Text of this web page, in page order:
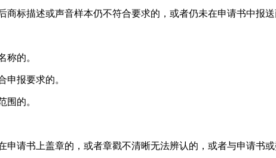
商标描述或声音样本仍不符合要求的，或者仍未在申请书中报
称的。
申报要求的。
围的。
申请书上盖章的，或者章戳不清晰无法辨认的，或者与申请书